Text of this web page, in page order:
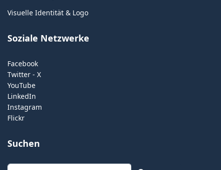
Visuelle Identität & Logo
Soziale Netzwerke
Facebook
Twitter - X
YouTube
LinkedIn
Instagram
Flickr
Suchen